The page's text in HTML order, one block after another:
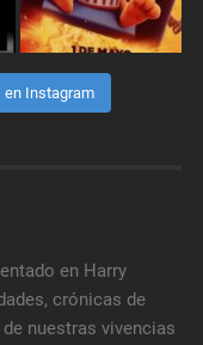
en Instagram
en Harry
crónicas de
nuestras vivencias